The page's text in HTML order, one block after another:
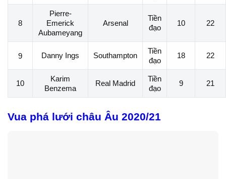
8
Pierre-
Emerick
Aubameyang
Arsenal
Tiền
đạo
10 22
9 Danny Ings Southampton
Tiền
đạo
18 22
10
Karim
Benzema
Real Madrid
Tiền
đạo
9 21
Vua phá lưới châu Âu 2020/21